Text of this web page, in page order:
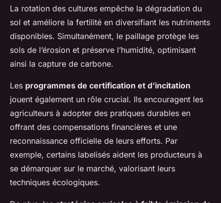
La rotation des cultures empêche la dégradation du
sol et améliore la fertilité en diversifiant les nutriments
disponibles. Simultanément, le paillage protège les
sols de l’érosion et préserve l’humidité, optimisant
ainsi la capture de carbone.
Les programmes de certification et d’incitation
jouent également un rôle crucial. Ils encouragent les
agriculteurs à adopter des pratiques durables en
offrant des compensations financières et une
reconnaissance officielle de leurs efforts. Par
exemple, certains labelisés aident les producteurs à
se démarquer sur le marché, valorisant leurs
techniques écologiques.